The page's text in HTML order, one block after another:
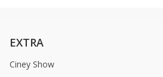
EXTRA
Ciney Show